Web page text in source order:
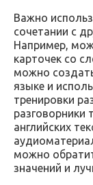
Важно
сочетании с
Например,
карточек со
можно
языке и
тренировки
разговорники
английских
можно
значений и